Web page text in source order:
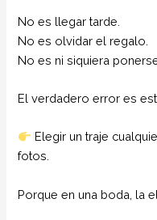
No es llegar tarde.
No es olvidar el regalo.
No es ni siquiera
El verdadero error es
Elegir un traje
fotos.
Porque en una boda, la